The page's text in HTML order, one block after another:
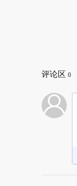
评论区 0